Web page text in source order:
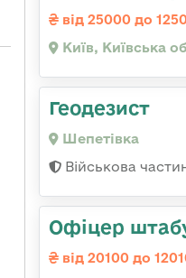
від 25000 до
Київ, Київська
Геодезист
Шепетівка
Військова
Офіцер
від 20100 до